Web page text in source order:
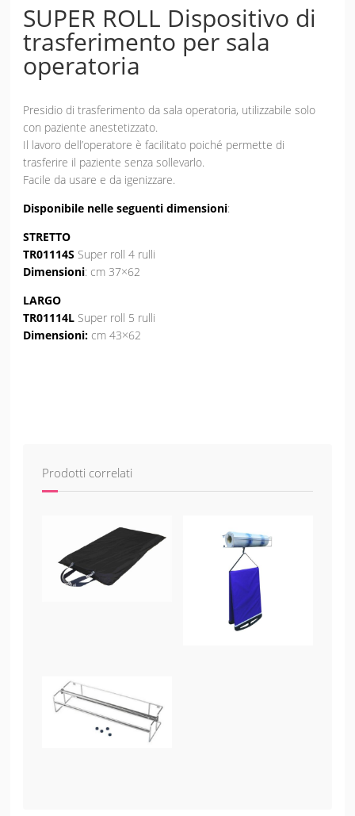
SUPER ROLL Dispositivo di
trasferimento per sala
operatoria
Presidio di trasferimento da sala operatoria, utilizzabile solo
con paziente anestetizzato.
Il lavoro dell’operatore è facilitato poiché permette di
trasferire il paziente senza sollevarlo.
Facile da usare e da igenizzare.
Disponibile nelle seguenti dimensioni:
STRETTO
TR01114S Super roll 4 rulli
Dimensioni: cm 37×62
LARGO
TR01114L Super roll 5 rulli
Dimensioni: cm 43×62
Prodotti correlati